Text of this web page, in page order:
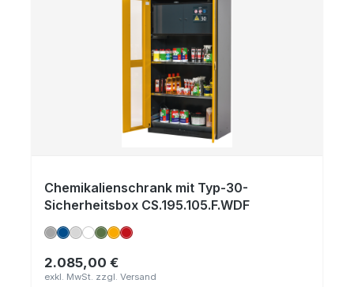
Chemikalienschrank mit Typ-30-
Sicherheitsbox CS.195.105.F.WDF
Regulärer Preis:
2.085,00 €